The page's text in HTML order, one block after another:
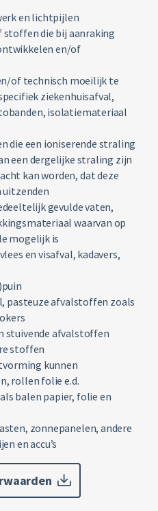
en lichtpijlen
stoffen die bij aanraking
en/of
of technisch moeilijk te
ziekenhuisafval,
isolatiemateriaal
die een ioniserende straling
een dergelijke straling zijn
kan worden, dat deze
uitzenden
gevulde vaten,
waarvan op
mogelijk is
en visafval, kadavers,
pasteuze afvalstoffen zoals
stuivende afvalstoffen
stoffen
kunnen
rollen folie e.d.
balen papier, folie en
zonnepanelen, andere
en accu’s